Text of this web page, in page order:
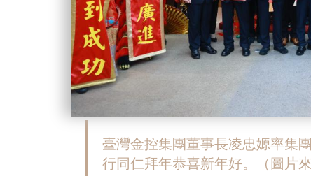
臺灣金控集團董事長凌忠嫄率集
行同仁拜年恭喜新年好。（圖片